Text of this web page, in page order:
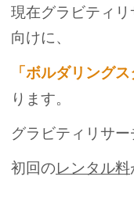
現在グラビティ
向けに、
「ボルダリング
ります。
グラビティリサー
初回のレンタル料